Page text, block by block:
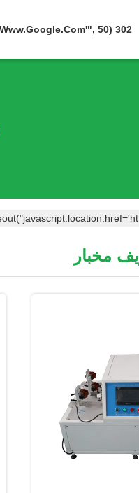
302 SetTimeout("javascript:location.href='https://www.google.com'", 50);
مخبار